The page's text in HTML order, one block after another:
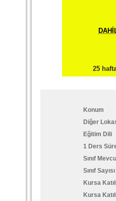
25
Konum
Diğer
Eğitim Dili
1 Ders
Sınıf
Sınıf Sayısı
Kursa
Kursa